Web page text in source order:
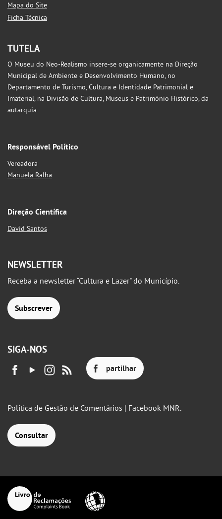
Mapa do Site
Ficha Técnica
TUTELA
O Museu do Neo-Realismo insere-se organicamente na Direção
Municipal de Ambiente e Desenvolvimento Humano, no
Departamento de Turismo, Cultura e Identidade Patrimonial e
Imaterial, na Divisão de Cultura, Museus e Património Histórico, da
autarquia.
Responsável Político
Vereadora
Manuela Ralha
Direção Científica
David Santos
NEWSLETTER
Receba a newsletter “Cultura e Lazer" do Município.
Subscrever
SIGA-NOS
partilhar
Política de Gestão de Comentários | Facebook MNR.
Consultar